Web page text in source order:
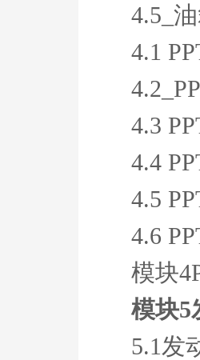
4.5_
4.1
4.3
4.4
4.5
4.6
模块
模块5
5.1发